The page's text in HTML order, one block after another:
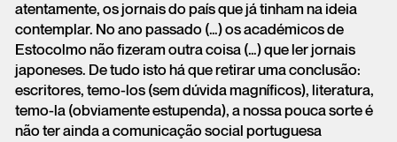
atentamente, os jornais do país que já tinham na ideia
contemplar. No ano passado (…) os académicos de
Estocolmo não fizeram outra coisa (…) que ler jornais
japoneses. De tudo isto há que retirar uma conclusão:
escritores, temo-los (sem dúvida magníficos), literatura,
temo-la (obviamente estupenda), a nossa pouca sorte é
não ter ainda a comunicação social portuguesa